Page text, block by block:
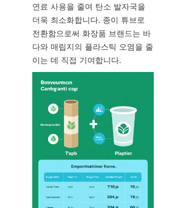
연료 사용을 줄여 탄소 발자국을
더욱 최소화합니다. 종이 튜브로
전환함으로써 화장품 브랜드는 바
다와 매립지의 플라스틱 오염을 줄
이는 데 직접 기여합니다.